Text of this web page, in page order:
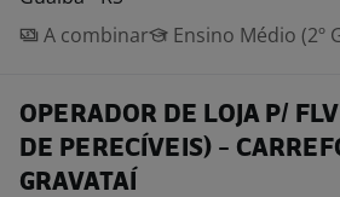
A combinar
Ensino Médio (2º
OPERADOR DE LOJA P/
DE PERECÍVEIS) -
GRAVATAÍ